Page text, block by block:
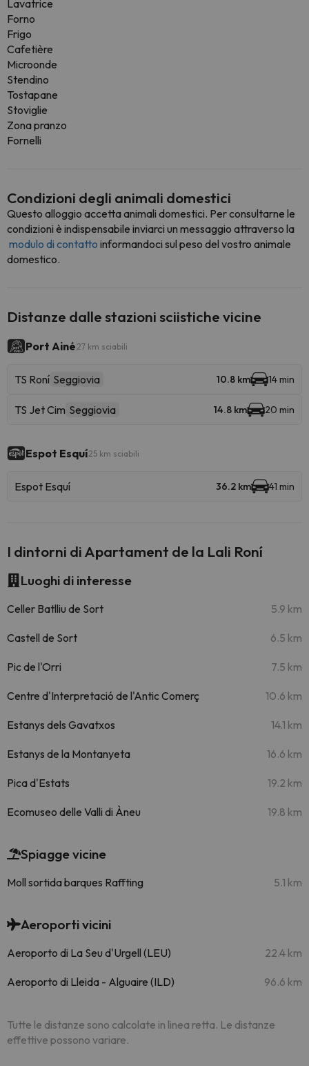
Lavatrice
Forno
Frigo
Cafetière
Microonde
Stendino
Tostapane
Stoviglie
Zona pranzo
Fornelli
Condizioni degli animali domestici
Questo alloggio accetta animali domestici. Per consultarne le
condizioni è indispensabile inviarci un messaggio attraverso la
modulo di contatto informandoci sul peso del vostro animale
domestico.
Distanze dalle stazioni sciistiche vicine
Port Ainé 27 km sciabili
TS Roní Seggiovia 10.8 km 14 min
TS Jet Cim Seggiovia 14.8 km 20 min
Espot Esquí25 km sciabili
Espot Esquí 36.2 km 41 min
I dintorni di Apartament de la Lali Roní
Luoghi di interesse
Celler Batlliu de Sort 5.9 km
Castell de Sort 6.5 km
Pic de l'Orri 7.5 km
Centre d'Interpretació de l'Antic Comerç 10.6 km
Estanys dels Gavatxos 14.1 km
Estanys de la Montanyeta 16.6 km
Pica d'Estats 19.2 km
Ecomuseo delle Valli di Àneu 19.8 km
Spiagge vicine
Moll sortida barques Raffting 5.1 km
Aeroporti vicini
Aeroporto di La Seu d'Urgell (LEU) 22.4 km
Aeroporto di Lleida - Alguaire (ILD) 96.6 km
Tutte le distanze sono calcolate in linea retta. Le distanze
effettive possono variare.